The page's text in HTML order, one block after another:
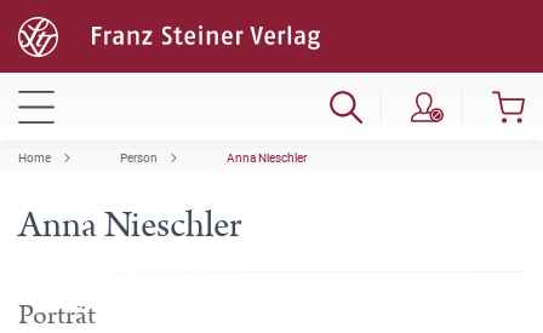
Home Person Anna Nieschler
Anna Nieschler
Porträt